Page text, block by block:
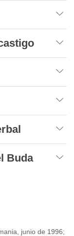
Buda
junio de 1996;